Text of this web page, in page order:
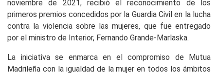
noviembre de 2021, recibió el reconocimiento de los
primeros premios concedidos por la Guardia Civil en la lucha
contra la violencia sobre las mujeres, que fue entregado
por el ministro de Interior, Fernando Grande-Marlaska.
La iniciativa se enmarca en el compromiso de Mutua
Madrileña con la igualdad de la mujer en todos los ámbitos